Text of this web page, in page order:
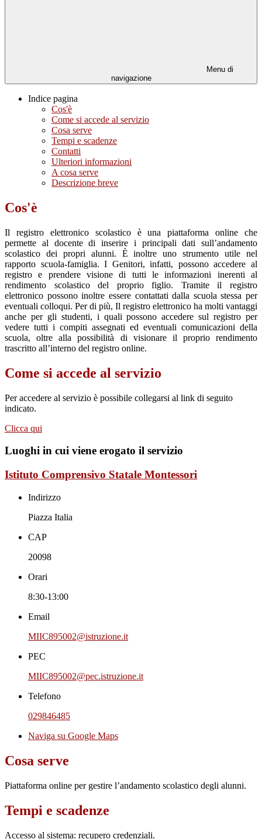
Menu di
navigazione
Indice pagina
Cos'è
Come si accede al servizio
Cosa serve
Tempi e scadenze
Contatti
Ulteriori informazioni
A cosa serve
Descrizione breve
Cos'è
Il registro elettronico scolastico è una piattaforma online che
permette al docente di inserire i principali dati sull’andamento
scolastico dei propri alunni. È inoltre uno strumento utile nel
rapporto scuola-famiglia. I Genitori, infatti, possono accedere al
registro e prendere visione di tutti le informazioni inerenti al
rendimento scolastico del proprio figlio. Tramite il registro
elettronico possono inoltre essere contattati dalla scuola stessa per
eventuali colloqui. Per di più, Il registro elettronico ha molti vantaggi
anche per gli studenti, i quali possono accedere sul registro per
vedere tutti i compiti assegnati ed eventuali comunicazioni della
scuola, oltre alla possibilità di visionare il proprio rendimento
trascritto all’interno del registro online.
Come si accede al servizio
Per accedere al servizio è possibile collegarsi al link di seguito
indicato.
Clicca qui
Luoghi in cui viene erogato il servizio
Istituto Comprensivo Statale Montessori
Indirizzo
Piazza Italia
CAP
20098
Orari
8:30-13:00
Email
MIIC895002@istruzione.it
PEC
MIIC895002@pec.istruzione.it
Telefono
029846485
Naviga su Google Maps
Cosa serve
Piattaforma online per gestire l’andamento scolastico degli alunni.
Tempi e scadenze
Accesso al sistema: recupero credenziali.